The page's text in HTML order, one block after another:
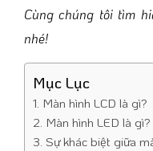
Cùngchúng tôi tìm
nhé!
Mục Lục
1. Màn hình LCD là gì?
2. Màn hình LED là gì?
3. Sự khác biệt giữa